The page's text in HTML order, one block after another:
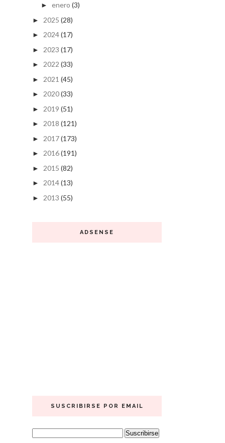
► enero (3)
► 2025 (28)
► 2024(17)
► 2023 (17)
► 2022 (33)
► 2021 (45)
► 2020(33)
► 2019 (51)
► 2018 (121)
► 2017(173)
► 2016(191)
► 2015 (82)
► 2014(13)
► 2013 (55)
ADSENSE
SUSCRIBIRSE POR EMAIL